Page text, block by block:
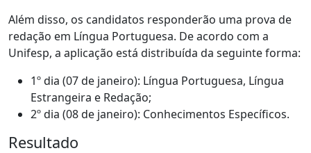
Além disso, os candidatos responderão uma prova de
redação em Língua Portuguesa. De acordo com a
Unifesp, a aplicação está distribuída da seguinte forma:
1º dia (07 de janeiro): Língua Portuguesa, Língua
Estrangeira e Redação;
2º dia (08 de janeiro): Conhecimentos Específicos.
Resultado